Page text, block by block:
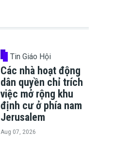
Tin Giáo Hội
Các nhà hoạt động
dân quyền chỉ trích
việc mở rộng khu
định cư ở phía nam
Jerusalem
Aug 07, 2026